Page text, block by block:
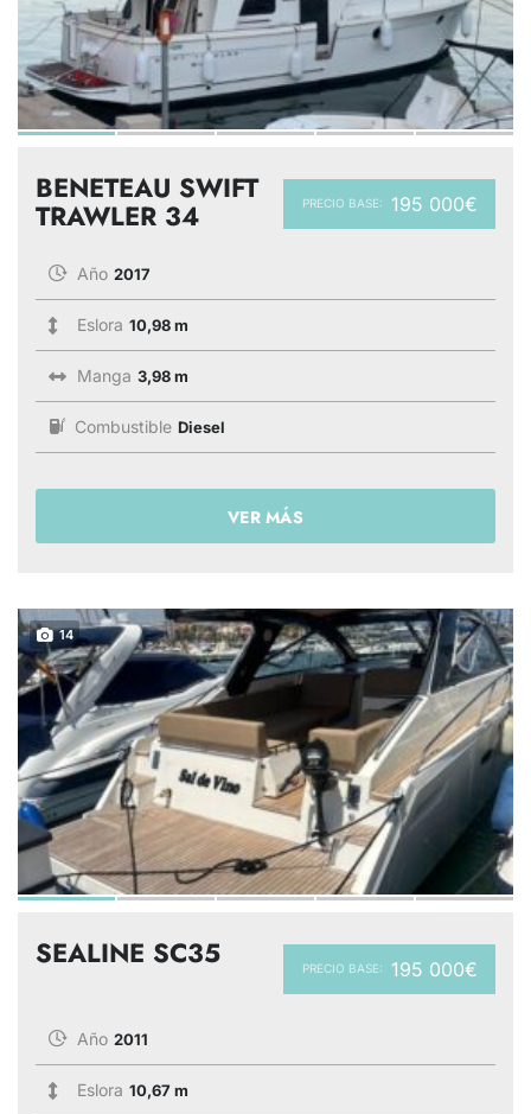
PRECIO BASE: 195 000€
BENETEAU SWIFT
TRAWLER 34
Año 2017
Eslora 10,98 m
Manga 3,98 m
Combustible Diesel
VER MÁS
14
PRECIO BASE: 195 000€
SEALINE SC35
Año 2011
Eslora 10,67 m